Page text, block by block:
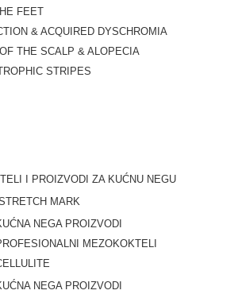
FEET
& ACQUIRED DYSCHROMIA
THE SCALP & ALOPECIA
STRIPES
I PROIZVODI ZA KUĆNU NEGU
MARK
NEGA PROIZVODI
MEZOKOKTELI
NEGA PROIZVODI